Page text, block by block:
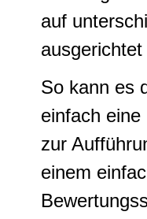
auf
ausgerichtet
So kann es
einfach eine
zur
einem